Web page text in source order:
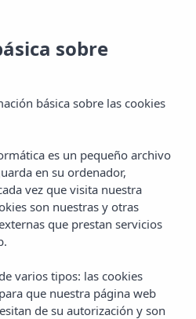
Vibra Blanc
sobre
básica sobre las cookies
es un pequeño archivo
en su ordenador,
vez que visita nuestra
son nuestras y otras
que prestan servicios
varios tipos: las cookies
que nuestra página web
de su autorización y son